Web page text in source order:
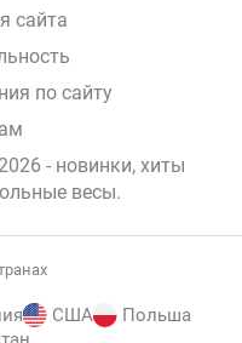
сайта
по сайту
- новинки, хиты
весы.
США
Польша